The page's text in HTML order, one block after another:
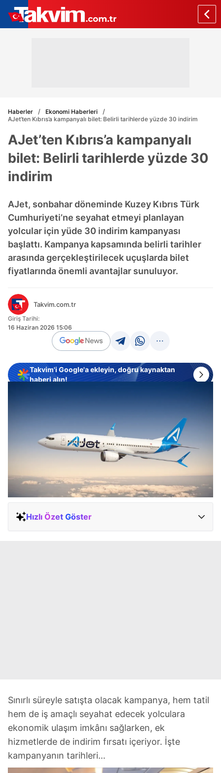
Haberler
Ekonomi Haberleri
AJet’ten Kıbrıs’a kampanyalı bilet: Belirli tarihlerde yüzde 30 indirim
AJet’ten Kıbrıs’a kampanyalı
bilet: Belirli tarihlerde yüzde 30
indirim
AJet, sonbahar döneminde Kuzey Kıbrıs Türk
Cumhuriyeti’ne seyahat etmeyi planlayan
yolcular için yüde 30 indirim kampanyası
başlattı. Kampanya kapsamında belirli tarihler
arasında gerçekleştirilecek uçuşlarda bilet
fiyatlarında önemli avantajlar sunuluyor.
Takvim.com.tr
Giriş Tarihi:
16 Haziran 2026 15:06
Takvim'i Google'a ekleyin, doğru kaynaktan
haberi alın!
Hızlı Özet Göster
Sınırlı süreyle satışta olacak kampanya, hem tatil
hem de iş amaçlı seyahat edecek yolculara
ekonomik ulaşım imkânı sağlarken, ek
hizmetlerde de indirim fırsatı içeriyor. İşte
kampanyanın tarihleri…